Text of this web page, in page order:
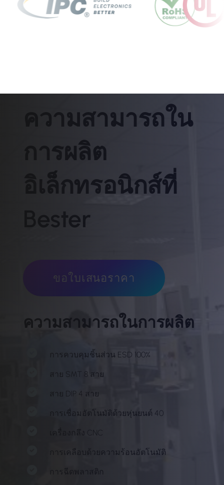
ความสามารถใน
การผลิต
อิเล็กทรอนิกส์ที่
Bester
ขอใบเสนอราคา
ความสามารถในการผลิต
การควบคุมชิ้นส่วน ESD 100%
สาย SMT 8 สาย
สาย DIP 4 สาย
การเชื่อมอัตโนมัติด้วยหุ่นยนต์ 40
เครื่องกลึง CNC
การเคลือบด้วยความร้อนอัตโนมัติ
การฉีดพลาสติก